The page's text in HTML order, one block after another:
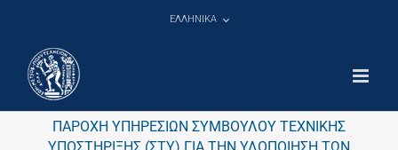
ΕΛΛΗΝΙΚΑ
ΠΑΡΟΧΗ ΥΠΗΡΕΣΙΩΝ ΣΥΜΒΟΥΛΟΥ ΤΕΧΝΙΚΗΣ